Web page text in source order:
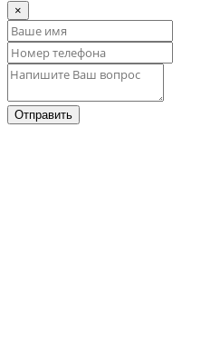
×
Отправить